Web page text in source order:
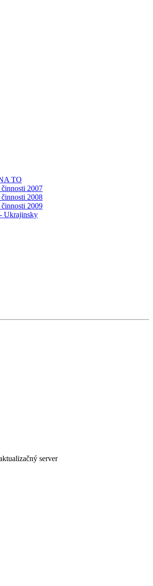
TO
činnosti 2007
činnosti 2008
činnosti 2009
Ukrajinsky
server